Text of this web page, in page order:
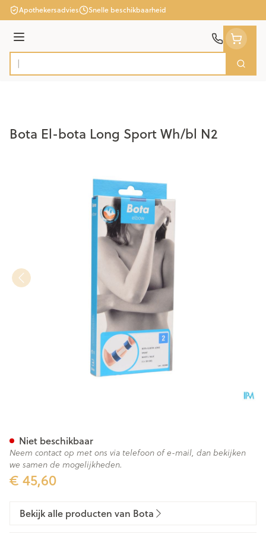
Ga naar de inhoud
Apothekersadvies Snelle beschikbaarheid
Menu
Product, merk, categorie... Zoek
Bota El-bota Long Sport Wh/bl N2
€ 45,60
Niet beschikbaar
Neem contact op met ons via telefoon of e-mail, dan bekijken
we samen de mogelijkheden.
Bekijk alle producten van Bota